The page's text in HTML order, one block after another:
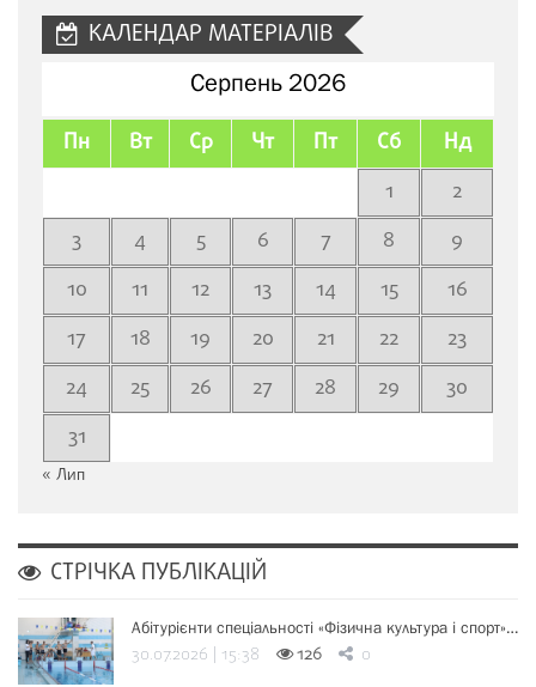
КАЛЕНДАР МАТЕРІАЛІВ
Серпень 2026
Пн Вт Ср Чт Пт Сб Нд
1
2
3
4 5 6 7 8
9
10
11 12 13 14 15
16
17
18 19 20 21 22
23
24
25 26 27 28 29
30
31
« Лип
СТРІЧКА ПУБЛІКАЦІЙ
Абітурієнти спеціальності «Фізична культура і спорт»…
30.07.2026 | 15:38 126 0